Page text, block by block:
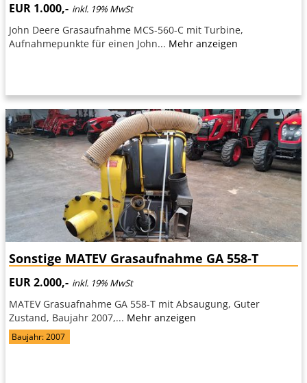
EUR 1.000,- inkl. 19% MwSt
John Deere Grasaufnahme MCS-560-C mit Turbine,
Aufnahmepunkte für einen John... Mehr anzeigen
Sonstige MATEV Grasaufnahme GA 558-T
EUR 2.000,- inkl. 19% MwSt
MATEV Grasuafnahme GA 558-T mit Absaugung, Guter
Zustand, Baujahr 2007,... Mehr anzeigen
Baujahr: 2007